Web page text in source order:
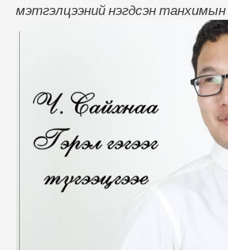
мэтгэлцээний нэгдсэн
САЙХНАА Бид энэ удаагын
Илтгэх урлаг олон нийтийн
хүний хөгжлийн тухай цогц
явуулдаг Amar Investment-н
ахыгаа урьж оролцуулан нэгэн
ярилцлага өрнүүллээ. Сайхнаа
мөрөөдөл мөн бусдад юу өгч
гэгээтэй ирээдүй бий болгохыг …